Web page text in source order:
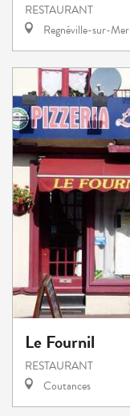
RESTAURANT
Regnéville-sur-Mer
Le Fournil
RESTAURANT
Coutances